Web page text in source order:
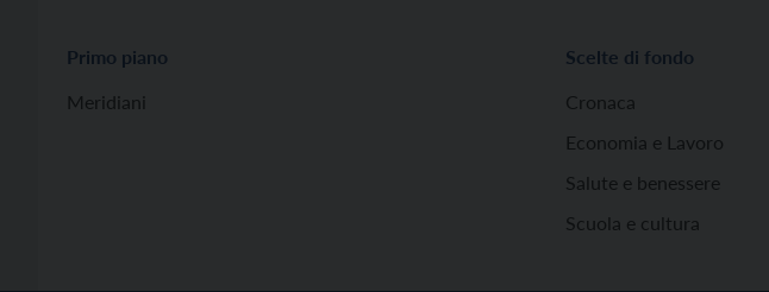
Primo piano
Meridiani
Scelte di fondo
Cronaca
Economia e Lavoro
Salute e benessere
Scuola e cultura